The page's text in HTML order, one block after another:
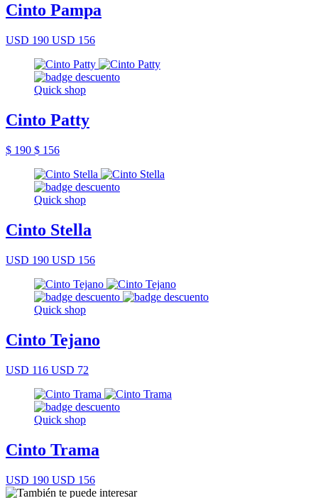
Cinto Pampa
USD 190 USD 156
Quick shop
Cinto Patty
$ 190 $ 156
Quick shop
Cinto Stella
USD 190 USD 156
Quick shop
Cinto Tejano
USD 116 USD 72
Quick shop
Cinto Trama
USD 190 USD 156